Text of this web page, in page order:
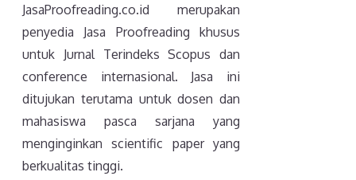
JasaProofreading.co.id merupakan
penyedia Jasa Proofreading khusus
untuk Jurnal Terindeks Scopus dan
conference internasional. Jasa ini
ditujukan terutama untuk dosen dan
mahasiswa pasca sarjana yang
menginginkan scientific paper yang
berkualitas tinggi.